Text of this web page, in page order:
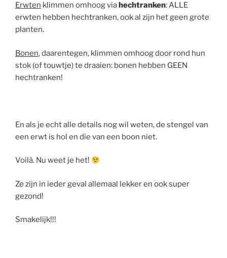
Erwten klimmen omhoog viahechtranken: ALLE
erwten hebben hechtranken, ook al zijn het geen grote
planten.
Bonen, daarentegen, klimmen omhoog door rond hun
stok (of touwtje) te draaien: bonen hebben GEEN
hechtranken!
En als je echt alle details nog wil weten, de stengel van
een erwt is hol en die van een boon niet.
Voilà. Nu weet je het!
Ze zijn in ieder geval allemaal lekker en ook super
gezond!
Smakelijk!!!